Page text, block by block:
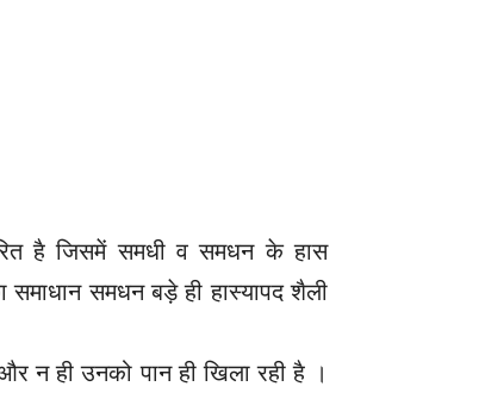
है जिसमें समधी व समधन के हास
समधन बड़े ही हास्यापद शैली
न ही उनको पान ही खिला रही है ।